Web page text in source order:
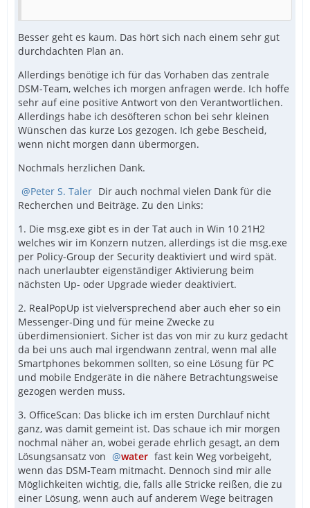
Besser geht es kaum. Das hört sich nach einem sehr gut
durchdachten Plan an.
Allerdings benötige ich für das Vorhaben das zentrale
DSM-Team, welches ich morgen anfragen werde. Ich hoffe
sehr auf eine positive Antwort von den Verantwortlichen.
Allerdings habe ich desöfteren schon bei sehr kleinen
Wünschen das kurze Los gezogen. Ich gebe Bescheid,
wenn nicht morgen dann übermorgen.
Nochmals herzlichen Dank.
Peter S. Taler Dir auch nochmal vielen Dank für die
Recherchen und Beiträge. Zu den Links:
1. Die msg.exe gibt es in der Tat auch in Win 10 21H2
welches wir im Konzern nutzen, allerdings ist die msg.exe
per Policy-Group der Security deaktiviert und wird spät.
nach unerlaubter eigenständiger Aktivierung beim
nächsten Up- oder Upgrade wieder deaktiviert.
2. RealPopUp ist vielversprechend aber auch eher so ein
Messenger-Ding und für meine Zwecke zu
überdimensioniert. Sicher ist das von mir zu kurz gedacht
da bei uns auch mal irgendwann zentral, wenn mal alle
Smartphones bekommen sollten, so eine Lösung für PC
und mobile Endgeräte in die nähere Betrachtungsweise
gezogen werden muss.
3. OfficeScan: Das blicke ich im ersten Durchlauf nicht
ganz, was damit gemeint ist. Das schaue ich mir morgen
nochmal näher an, wobei gerade ehrlich gesagt, an dem
Lösungsansatz von
water fast kein Weg vorbeigeht,
wenn das DSM-Team mitmacht. Dennoch sind mir alle
Möglichkeiten wichtig, die, falls alle Stricke reißen, die zu
einer Lösung, wenn auch auf anderem Wege beitragen